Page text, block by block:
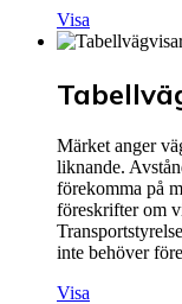
Visa
Märket anger
liknande.
förekomma på
föreskrifter om
inte behöver
Visa